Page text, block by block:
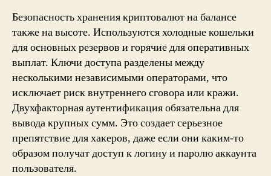
Безопасность хранения криптовалют на балансе
также на высоте. Используются холодные кошельки
для основных резервов и горячие для оперативных
выплат. Ключи доступа разделены между
несколькими независимыми операторами, что
исключает риск внутреннего сговора или кражи.
Двухфакторная аутентификация обязательна для
вывода крупных сумм. Это создает серьезное
препятствие для хакеров, даже если они каким-то
образом получат доступ к логину и паролю аккаунта
пользователя.